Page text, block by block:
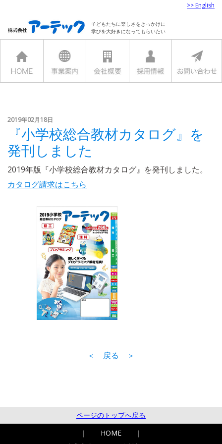
>> English
子どもたちに楽しさをきっかけに
学びを大好きになってもらいたい
2019年02月18日
『小学校総合教材カタログ』を
発刊しました
2019年版『小学校総合教材カタログ』を発刊しました。
カタログ請求はこちら
＜ 戻る ＞
ページのトップへ戻る
｜ HOME ｜